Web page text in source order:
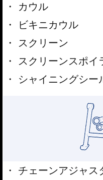
カウル
ビキニカウル
スクリーン
スクリーンスポイ
シャイニングシー
チェーンアジャス